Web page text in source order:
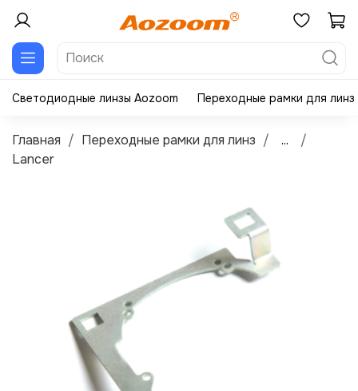
Светодиодные линзы Aozoom Переходные рамки для линз
Главная Переходные рамки для линз
...
Lancer